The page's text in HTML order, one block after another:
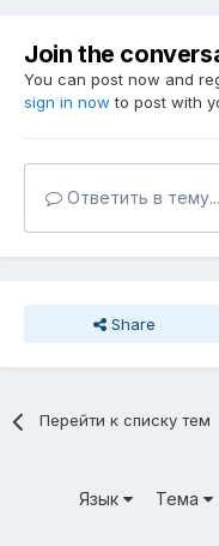
Join the
You can post now and
sign in now to post with
Ответить в тему...
Share
Перейти к списку тем
Язык Тема